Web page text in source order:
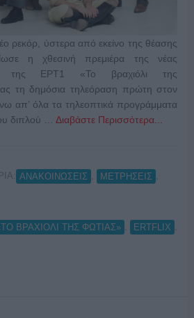
ύστερα από εκείνο της θέασης
η χθεσινή πρεμιέρα της νέας
της ΕΡΤ1 «Το βραχιόλι της
τη δημόσια τηλεόραση πρώτη στον
απ’ όλα τα τηλεοπτικά προγράμματα
διπλού … Διαβάστε Περισσότερα...
ΑΝΑΚΟΙΝΩΣΕΙΣ ΜΕΤΡΗΣΕΙΣ
ΒΡΑΧΙΟΛΙ ΤΗΣ ΦΩΤΙΑΣ» ERTFLIX